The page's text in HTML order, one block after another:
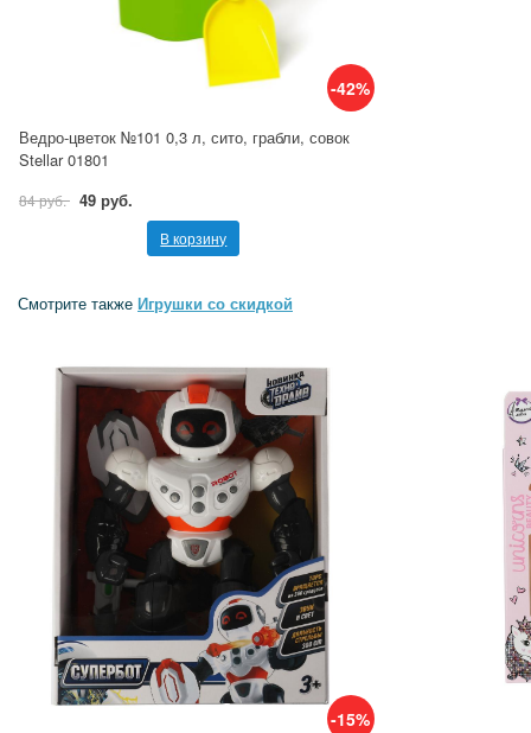
-42%
Ведро-цветок №101 0,3 л, сито, грабли, совок
Stellar 01801
84 руб. 49 руб.
В корзину
Смотрите также Игрушки со скидкой
-15%